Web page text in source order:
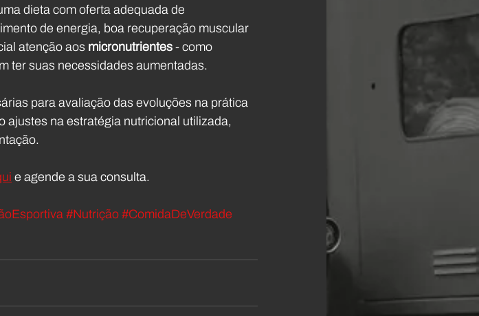
dieta com oferta adequada de
de energia, boa recuperação muscular
atenção aos micronutrientes - como
ter suas necessidades aumentadas.
para avaliação das evoluções na prática
ajustes na estratégia nutricional utilizada,
e agende a sua consulta.
#Nutrição #ComidaDeVerdade